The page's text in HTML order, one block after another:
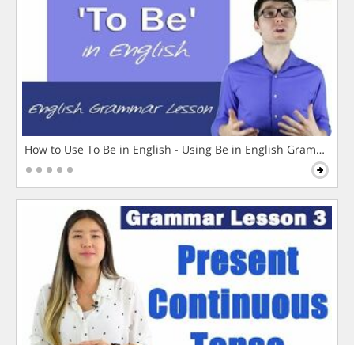
How to Use To Be in English - Using Be in English Grammar